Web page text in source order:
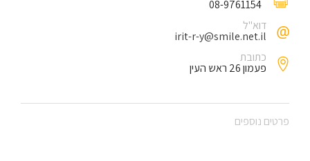
08-9761154
דוא"ל
irit-r-y@smile.net.il
כתובת
פעמון 26 ראש העין
פרטים נוספים